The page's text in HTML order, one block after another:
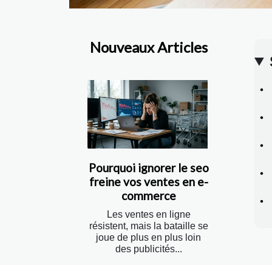
Nouveaux Articles
Pourquoi ignorer le seo
freine vos ventes en e-
commerce
Les ventes en ligne
résistent, mais la bataille se
joue de plus en plus loin
des publicités...